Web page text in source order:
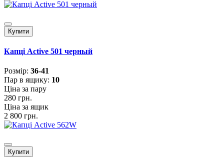
Купити
Капці Active 501 черный
Розмiр: 36-41
Пар в ящику: 10
Ціна за пару
280 грн.
Ціна за ящик
2 800 грн.
Купити